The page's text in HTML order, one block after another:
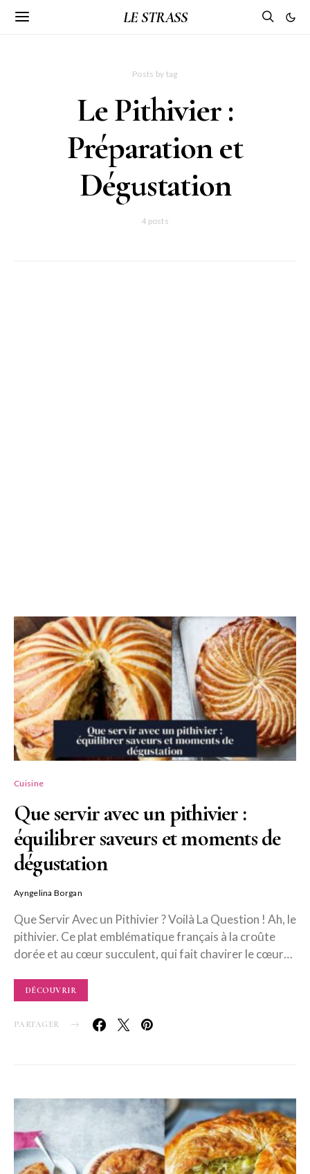
LE STRASS
Posts by tag
Le Pithivier :
Préparation et
Dégustation
4 posts
Cuisine
Que servir avec un pithivier :
équilibrer saveurs et moments de
dégustation
Ayngelina Borgan
Que Servir Avec un Pithivier ? Voilà La Question ! Ah, le
pithivier. Ce plat emblématique français à la croûte
dorée et au cœur succulent, qui fait chavirer le cœur…
DÉCOUVRIR
PARTAGER